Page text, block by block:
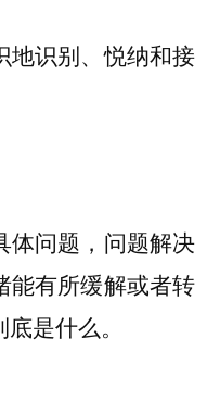
地识别、悦纳和接
体问题，问题解决
能有所缓解或者转
是什么。